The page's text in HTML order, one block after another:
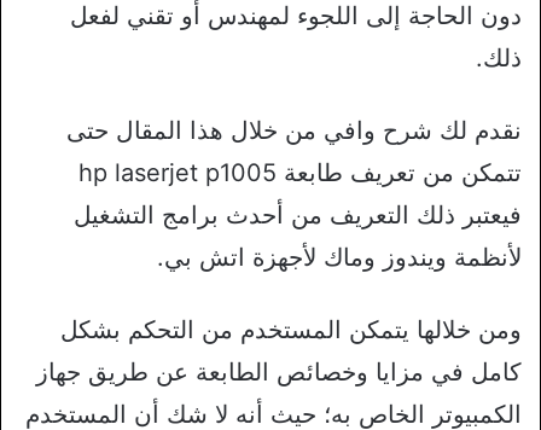
دون الحاجة إلى اللجوء لمهندس أو تقني لفعل
ذلك.
نقدم لك شرح وافي من خلال هذا المقال حتى
تتمكن من تعريف طابعة hp laserjet p1005
فيعتبر ذلك التعريف من أحدث برامج التشغيل
لأنظمة ويندوز وماك لأجهزة اتش بي.
ومن خلالها يتمكن المستخدم من التحكم بشكل
كامل في مزايا وخصائص الطابعة عن طريق جهاز
الكمبيوتر الخاص به؛ حيث أنه لا شك أن المستخدم